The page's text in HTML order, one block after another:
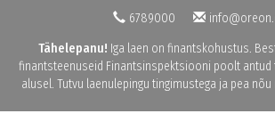
6789000
Tähelepanu! Iga laen on finantskohustus.
finantsteenuseid Finantsinspektsiooni poolt antud
alusel. Tutvu laenulepingu tingimustega ja pea